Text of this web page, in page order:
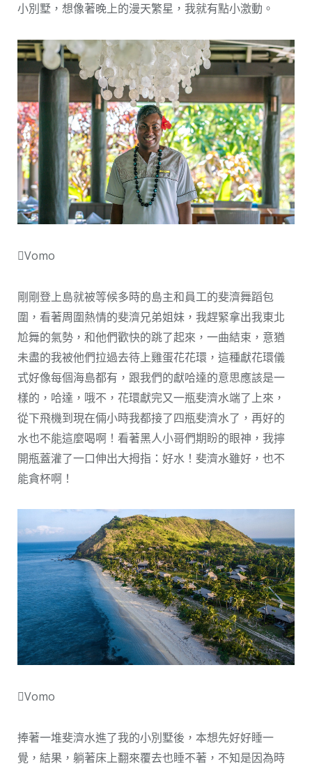
小別墅，想像著晚上的漫天繁星，我就有點小激動。
Vomo
剛剛登上島就被等候多時的島主和員工的斐濟舞蹈包
圍，看著周圍熱情的斐濟兄弟姐妹，我趕緊拿出我東北
尬舞的氣勢，和他們歡快的跳了起來，一曲結束，意猶
未盡的我被他們拉過去待上雞蛋花花環，這種獻花環儀
式好像每個海島都有，跟我們的獻哈達的意思應該是一
樣的，哈達，哦不，花環獻完又一瓶斐濟水端了上來，
從下飛機到現在倆小時我都接了四瓶斐濟水了，再好的
水也不能這麼喝啊！看著黑人小哥們期盼的眼神，我擰
開瓶蓋灌了一口伸出大拇指：好水！斐濟水雖好，也不
能貪杯啊！
Vomo
捧著一堆斐濟水進了我的小別墅後，本想先好好睡一
覺，結果，躺著床上翻來覆去也睡不著，不知是因為時